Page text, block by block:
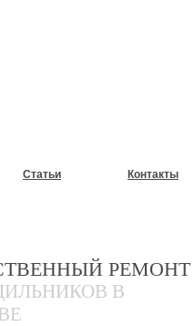
Статьи Контакты
РЕМОНТ
В